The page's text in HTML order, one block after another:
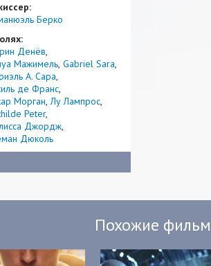
Берко
Денёв
Мажимель Gabriel Sara
А. Сара
де Франс
Морган Лу Лампрос
Peter
Джордж
Дюколь
Похожие